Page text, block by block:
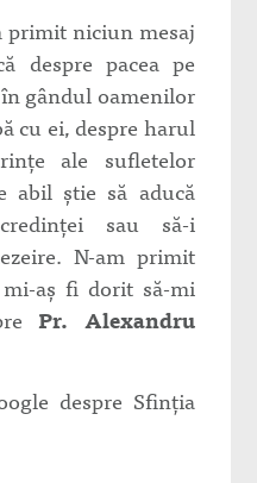
primit niciun mesaj
despre pacea pe
gândul oamenilor
cu ei, despre harul
ale sufletelor
abil ştie să aducă
sau să-i
N-am primit
aş fi dorit să-mi
Pr. Alexandru
despre Sfinţia